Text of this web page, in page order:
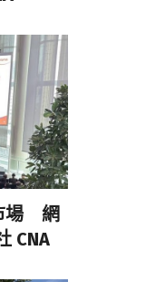
場 網
CNA